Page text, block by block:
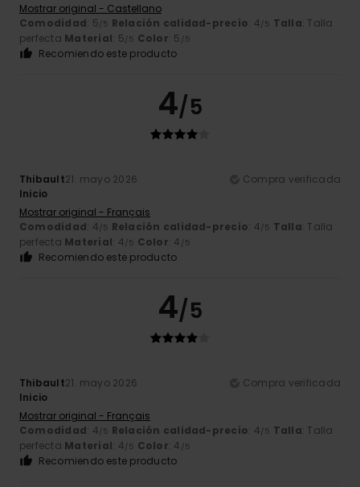
Mostrar original - Castellano
Comodidad: 5/5 Relación calidad-precio: 4/5 Talla: Talla
perfecta Material: 5/5 Color: 5 /5
Recomiendo este producto
4/5
Thibault21. mayo 2026
Compra verificada
Inicio
Mostrar original - Français
Comodidad: 4/5 Relación calidad-precio: 4/5 Talla: Talla
perfecta Material: 4/5 Color: 4 /5
Recomiendo este producto
4/5
Thibault21. mayo 2026
Compra verificada
Inicio
Mostrar original - Français
Comodidad: 4/5 Relación calidad-precio: 4/5 Talla: Talla
perfecta Material: 4/5 Color: 4 /5
Recomiendo este producto